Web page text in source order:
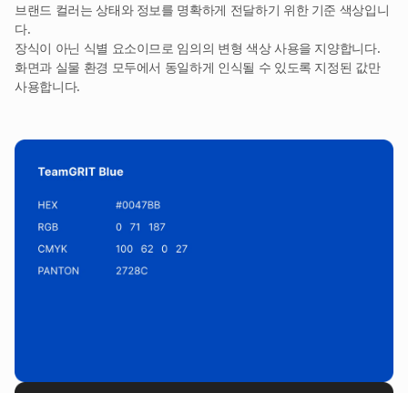
브랜드 컬러는 상태와 정보를 명확하게 전달하기 위한 기준 색상입니
다.
장식이 아닌 식별 요소이므로 임의의 변형 색상 사용을 지양합니다.
화면과 실물 환경 모두에서 동일하게 인식될 수 있도록 지정된 값만
사용합니다.